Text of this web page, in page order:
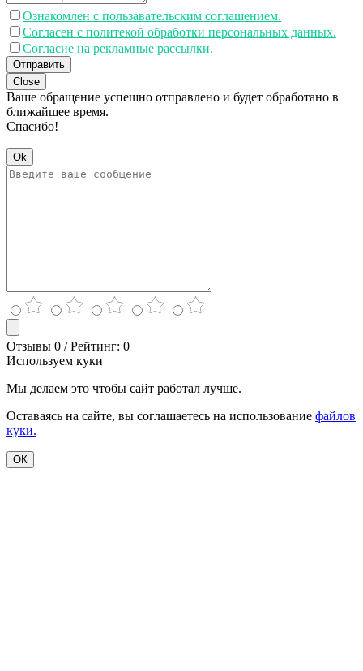
Ознакомлен с пользавательским соглашением.
Согласен с политекой обработки персональных данных.
Согласие на рекламные рассылки.
Отправить
Close
Ваше обращение успешно отправлено и будет обработано в
ближайшее время.
Спасибо!
Ok
Отзывы 0 / Рейтинг: 0
Используем куки
Мы делаем это чтобы сайт работал лучше.
Оставаясь на сайте, вы соглашаетесь на использование файлов
куки.
ОК